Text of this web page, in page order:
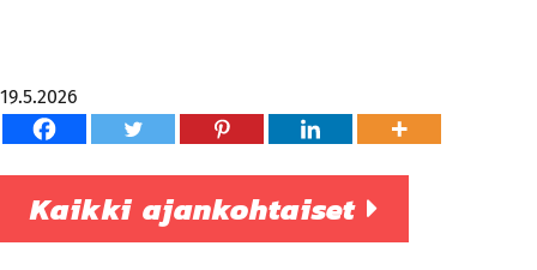
19.5.2026
Kaikki ajankohtaiset